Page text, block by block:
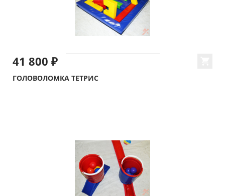
41 800 ₽
ГОЛОВОЛОМКА ТЕТРИС